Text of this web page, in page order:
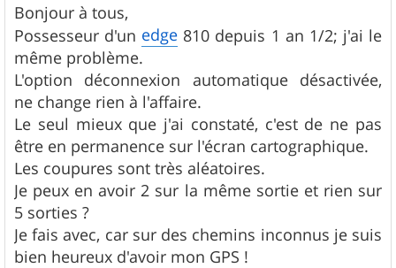
s
s
a
g
e
Bonjour à tous,
Possesseur d'un edge 810 depuis 1 an 1/2; j'ai le
même problème.
L'option déconnexion automatique désactivée,
ne change rien à l'affaire.
Le seul mieux que j'ai constaté, c'est de ne pas
être en permanence sur l'écran cartographique.
Les coupures sont très aléatoires.
Je peux en avoir 2 sur la même sortie et rien sur
5 sorties ?
Je fais avec, car sur des chemins inconnus je suis
bien heureux d'avoir mon GPS !